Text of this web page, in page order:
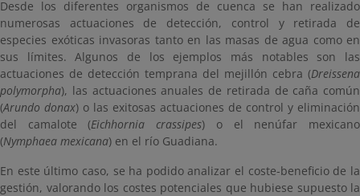
Desde los diferentes organismos de cuenca se han realizado
numerosas actuaciones de detección, control y retirada de
especies exóticas invasoras tanto en las masas de agua como en
sus límites. Algunos de los ejemplos más notables son las
actuaciones de detección temprana del mejillón cebra (Dreissena
polymorpha), las actuaciones anuales de retirada de caña común
(Arundo donax) o las exitosas actuaciones de control y eliminación
del camalote (Eichhornia crassipes) o el nenúfar mexicano
(Nymphaea mexicana) en el río Guadiana.
En este último caso, se ha podido analizar el coste-beneficio de la
gestión, valorando los costes potenciales que hubiese supuesto la